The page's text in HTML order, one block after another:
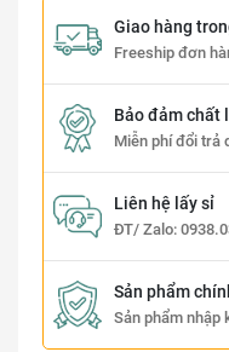
Giao hàng
Freeship đơn
Bảo đảm chất
Miễn phí đổi trả
Liên hệ lấy sỉ
ĐT/ Zalo:
Sản phẩm
Sản phẩm nhập